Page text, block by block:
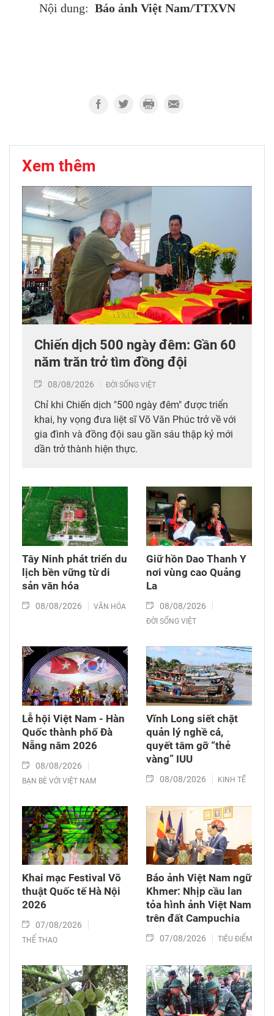
Nội dung: Báo ảnh Việt Nam/TTXVN
Xem thêm
Chiến dịch 500 ngày đêm: Gần 60
năm trăn trở tìm đồng đội
08/08/2026 ĐỜI SỐNG VIỆT
Chỉ khi Chiến dịch "500 ngày đêm" được triển
khai, hy vọng đưa liệt sĩ Võ Văn Phúc trở về với
gia đình và đồng đội sau gần sáu thập kỷ mới
dần trở thành hiện thực.
Tây Ninh phát triển du
lịch bền vững từ di
sản văn hóa
08/08/2026 VĂN HÓA
Giữ hồn Dao Thanh Y
nơi vùng cao Quảng
La
08/08/2026
ĐỜI SỐNG VIỆT
Lễ hội Việt Nam - Hàn
Quốc thành phố Đà
Nẵng năm 2026
08/08/2026
BẠN BÈ VỚI VIỆT NAM
Vĩnh Long siết chặt
quản lý nghề cá,
quyết tâm gỡ “thẻ
vàng” IUU
08/08/2026 KINH TẾ
Khai mạc Festival Võ
thuật Quốc tế Hà Nội
2026
07/08/2026
THỂ THAO
Báo ảnh Việt Nam ngữ
Khmer: Nhịp cầu lan
tỏa hình ảnh Việt Nam
trên đất Campuchia
07/08/2026 TIÊU ĐIỂM